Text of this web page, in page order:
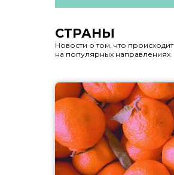
СТРАНЫ
Новости о том, что происходит
на популярных направлениях